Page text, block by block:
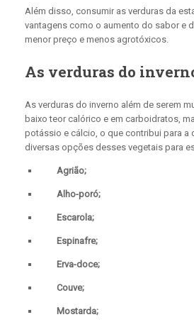
Além disso, consumir as verduras da
vantagens como o aumento do sabor e
menor preço e menos agrotóxicos.
As verduras do
As verduras do inverno além de serem
baixo teor calórico e em carboidratos,
potássio e cálcio, o que contribui para a
diversas opções desses vegetais para
Agrião;
Alho-poró;
Escarola;
Espinafre;
Erva-doce;
Couve;
Mostarda;